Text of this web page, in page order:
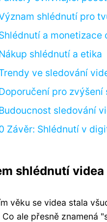
shlédnutí pro
a monetizace
shlédnutí a etika
ve sledování
pro zvýšení
sledování
Závěr: Shlédnutí v
shlédnutí videa
věku se videa stala
ale přesně znamená